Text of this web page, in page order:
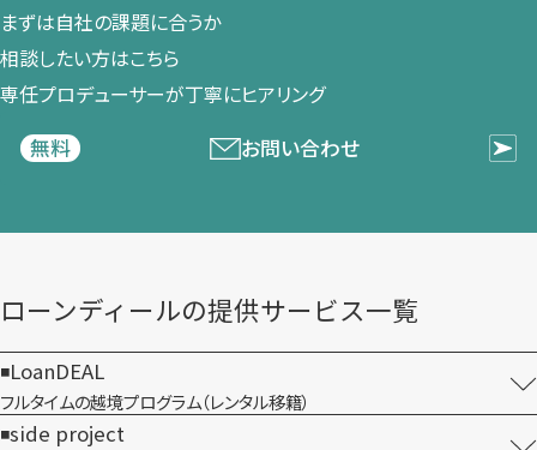
まずは​自社の​課題に​合うか​
相談したい方は​こちら
専任プロデューサーが​丁寧に​ヒアリング
無料
お問い合わせ
ローンディールの​提供サービス一覧
LoanDEAL
フルタイムの越境プログラム​（レンタル移籍）
side project